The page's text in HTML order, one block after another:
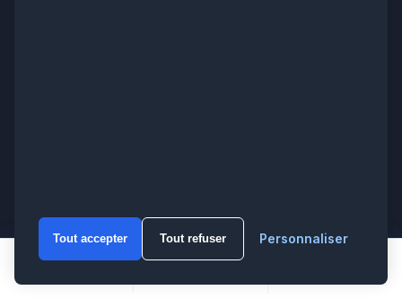
Tout accepter Tout refuser Personnaliser